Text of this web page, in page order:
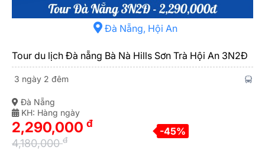
Đà Nẵng, Hội An
Tour du lịch Đà nẵng Bà Nà Hills Sơn Trà Hội An 3N2Đ
3 ngày 2 đêm
Đà Nẵng
KH: Hàng ngày
2,290,000 đ
4,180,000đ
-45%